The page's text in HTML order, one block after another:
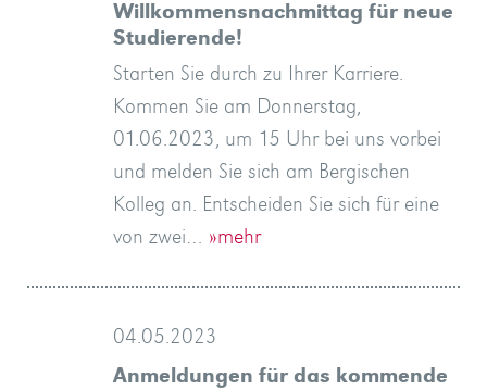
Willkommensnachmittag für neue
Studierende!
Starten Sie durch zu Ihrer Karriere.
Kommen Sie am Donnerstag,
01.06.2023, um 15 Uhr bei uns vorbei
und melden Sie sich am Bergischen
Kolleg an. Entscheiden Sie sich für eine
von zwei… »mehr
04.05.2023
Anmeldungen für das kommende